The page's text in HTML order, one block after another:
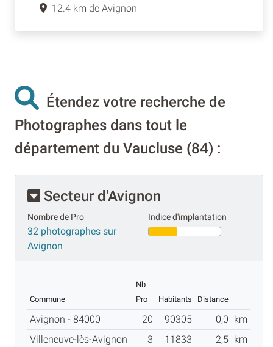
12.4 km de Avignon
Étendez votre recherche de
Photographes dans tout le
département du Vaucluse (84) :
Secteur d'Avignon
Nombre de Pro
32 photographes sur
Avignon
Indice d'implantation
Commune
Nb
Pro
Habitants Distance
Avignon - 84000 20 90305 0,0 km
Villeneuve-lès-Avignon
3 11833 2,5 km